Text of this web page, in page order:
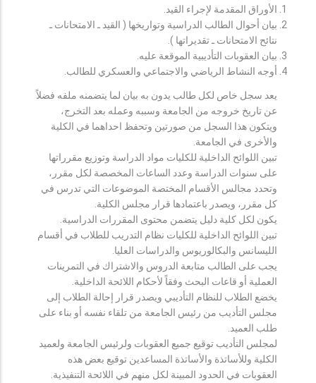
الأوراق المقدمة لإجراء القيد.
بيان أحوال الطالب الدراسية وتواريخها ( القيد ـ الامتحانات ـ
نتائح الامتحانات ـ تقديراتها ).
بيان العقوبات التأديبية الموقعة عليه.
أوجه النشاط الرياضي والاجتماعي والعسكري للطالب.
يعد سجل خاص لكل طالب يدون به بيان لما يتضمنه ملفه فضلاً
عن تاريخ خروجه من الجامعة وسببه وعمله بعد التخرج،
ويتكون هذا السجل من صورتين وتحفظ احداهما في الكلية
والأخرى في الجامعة.
تبين اللوائح الداخلية للكليات مواد الدراسة وتوزيع مقرراتها
على سنوات الدراسة وعدد الساعات المخصصة لكل مقرر،
وتحدد مجالس الأقسام المختصة الموضوعات التي تدرس في
كل مقرر، ويصدر باعتمادها قرار مجلس الكلية.
يكون لكل كلية دليل يتضمن محتوى المقررات الدراسية.
تبين اللوائح الداخلية للكليات نظام التدريب للطلاب في أقسام
الليسانس والبكالوريوس والدراسات العليا.
يجب على الطالب متابعة الدروس والاشتراك في التمرينات
العملية أو قاعات البحث وفقاً لأحكام اللائحة الداخلية.
يخضع الطلاب للنظام التأديبي ويصدر قرار إحالة الطلاب إلى
مجلس التأديب من رئيس الجامعة من تلقاء نفسه أو بناء على
طلب العميد.
لمجلس التأديب توقيع جميع العقوبات ولرئيس الجامعة ولعميد
الكلية وللأساتذة والأساتذة المساعدين توقيع بعض هذه
العقوبات في الحدود المبينة لكل منهم في اللائحة التنفيذية.